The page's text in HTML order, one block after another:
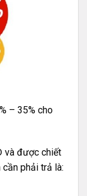
– 35% cho
và được chiết
phải trả là: